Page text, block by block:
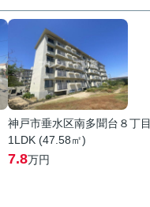
神戸市垂水区南多聞台８丁目
1LDK (47.58㎡)
7.8万円